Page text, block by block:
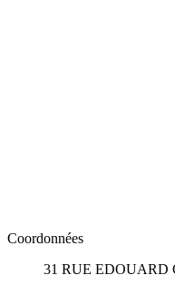
Coordonnées
31 RUE EDOUARD